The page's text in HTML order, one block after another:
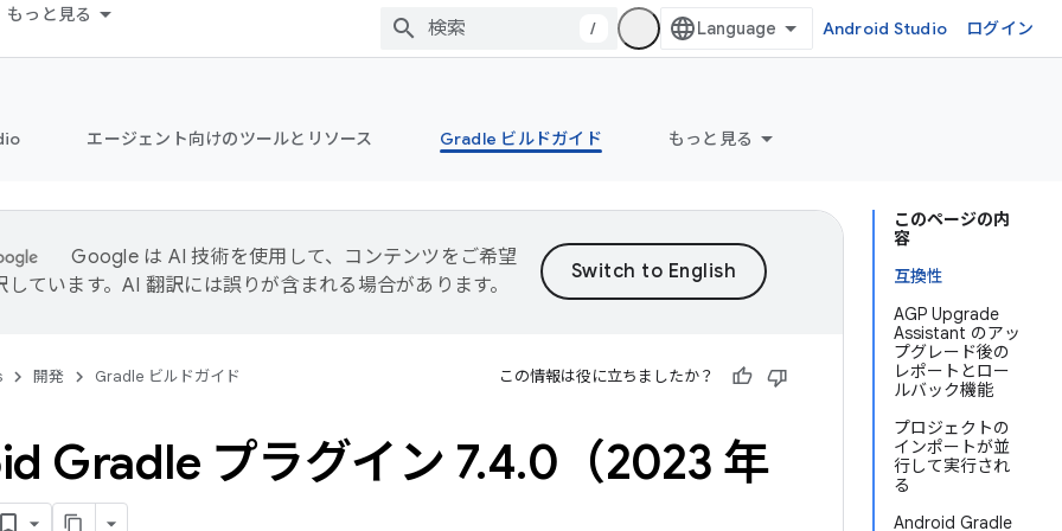
もっと見る
/ Android Studio ログイン
エージェント向けのツールとリソース Gradle ビルドガイド もっと見る
このページの内
容
互換性
AGP Upgrade
Assistant のアッ
プグレード後の
レポートとロー
ルバック機能
プロジェクトの
インポートが並
行して実行され
る
Android Gradle
Google は AI 技術を使用して、コンテンツをご希望
ています。AI 翻訳には誤りが含まれる場合があります。
開発 Gradle ビルドガイド この情報は役に立ちましたか？
Gradle プラグイン 7.4.0（2023 年